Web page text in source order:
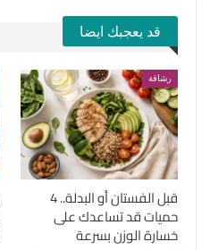
قد يعجبك ايضا
رشاقة
قبل الفستان أو البدلة.. 4
حميات قد تساعدك على
خسارة الوزن بسرعة